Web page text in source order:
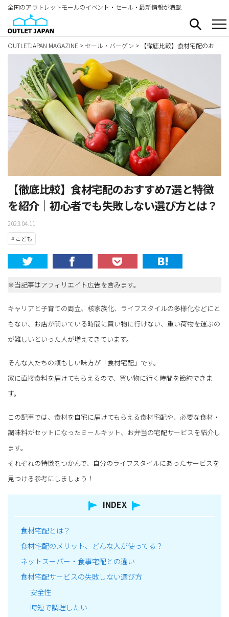
全国のアウトレットモールのイベント・セール・最新情報が満載
OUTLETJAPAN MAGAZINE > セール・バーゲン > 【徹底比較】食材宅配のおすすめ7選と特徴を紹介｜初心者でも失敗しない選び方とは？
【徹底比較】食材宅配のおすすめ7選と特徴
を紹介｜初心者でも失敗しない選び方とは？
2023.04.11
# こども
※当記事はアフィリエイト広告を含みます。
キャリアと子育ての両立、核家族化、ライフスタイルの多様化などにと
もない、お店が開いている時間に買い物に行けない、重い荷物を運ぶの
が難しいといった人が増えてきています。
そんな人たちの頼もしい味方が「食材宅配」です。
家に直接食料を届けてもらえるので、買い物に行く時間を節約できま
す。
この記事では、食材を自宅に届けてもらえる食材宅配や、必要な食材・
調味料がセットになったミールキット、お弁当の宅配サービスを紹介し
ます。
それぞれの特徴をつかんで、自分のライフスタイルにあったサービスを
見つける参考にしましょう！
INDEX
食材宅配とは？
食材宅配のメリット、どんな人が使ってる？
ネットスーパー・食事宅配との違い
食材宅配サービスの失敗しない選び方
安全性
時短で調理したい